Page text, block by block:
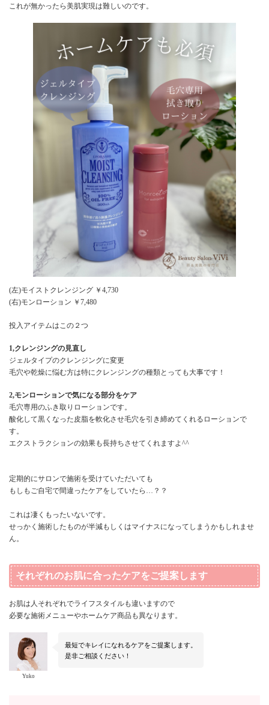
これが無かったら美肌実現は難しいのです。
(左)モイストクレンジング ￥4,730
(右)モンローション ￥7,480
投入アイテムはこの２つ
1,クレンジングの見直し
ジェルタイプのクレンジングに変更
毛穴や乾燥に悩む方は特にクレンジングの種類とっても大事です！
2,モンローションで気になる部分をケア
毛穴専用のふき取りローションです。
酸化して黒くなった皮脂を軟化させ毛穴を引き締めてくれるローションで
す。
エクストラクションの効果も長持ちさせてくれますよ^^
定期的にサロンで施術を受けていただいても
もしもご自宅で間違ったケアをしていたら…？？
これは凄くもったいないです。
せっかく施術したものが半減もしくはマイナスになってしまうかもしれませ
ん。
それぞれのお肌に合ったケアをご提案します
お肌は人それぞれでライフスタイルも違いますので
必要な施術メニューやホームケア商品も異なります。
Yuko
最短でキレイになれるケアをご提案します。
是非ご相談ください！